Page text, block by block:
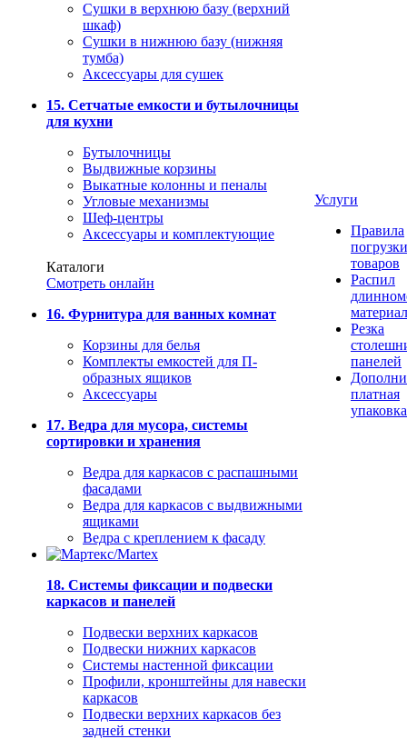
Сушки в верхнюю базу (верхний
шкаф)
Сушки в нижнюю базу (нижняя
тумба)
Аксессуары для сушек
15. Сетчатые емкости и бутылочницы
для кухни
Бутылочницы
Выдвижные корзины
Выкатные колонны и пеналы
Угловые механизмы
Шеф-центры
Аксессуары и комплектующие
Каталоги
Смотреть онлайн
16. Фурнитура для ванных комнат
Корзины для белья
Комплекты емкостей для П-
образных ящиков
Аксессуары
17. Ведра для мусора, системы
сортировки и хранения
Ведра для каркасов с распашными
фасадами
Ведра для каркасов с выдвижными
ящиками
Ведра с креплением к фасаду
18. Системы фиксации и подвески
каркасов и панелей
Подвески верхних каркасов
Подвески нижних каркасов
Системы настенной фиксации
Профили, кронштейны для навески
каркасов
Подвески верхних каркасов без
задней стенки
Услуги
Правила
погрузки
товаров
Распил
Резка
панелей
платная
упаковка